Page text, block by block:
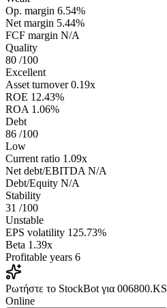
Op. margin 6.54%
Net margin 5.44%
FCF margin N/A
Quality
80 /100
Excellent
Asset turnover 0.19x
ROE 12.43%
ROA 1.06%
Debt
86 /100
Low
Current ratio 1.09x
Net debt/EBITDA N/A
Debt/Equity N/A
Stability
31 /100
Unstable
EPS volatility 125.73%
Beta 1.39x
Profitable years 6
Ρωτήστε το StockBot για 006800.KS
Online